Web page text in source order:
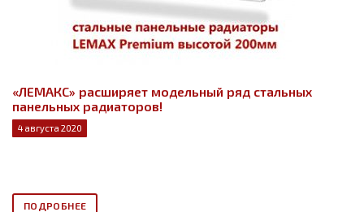
«ЛЕМАКС» расширяет модельный ряд стальных
панельных радиаторов!
4 августа 2020
ПОДРОБНЕЕ